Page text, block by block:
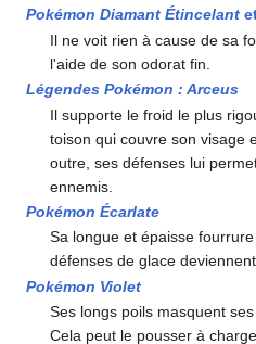
Pokémon Diamant Étincelant
Il ne voit rien à cause de sa
l'aide de son odorat fin.
Légendes Pokémon : Arceus
Il supporte le froid le plus
toison qui couvre son visage
outre, ses défenses lui
ennemis.
Pokémon Écarlate
Sa longue et épaisse
défenses de glace
Pokémon Violet
Ses longs poils masquent
Cela peut le pousser à